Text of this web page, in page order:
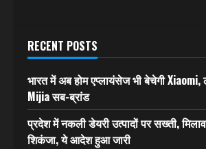
RECENT POSTS
भारत में अब होम एप्लायंसेज भी बेचेगी Xiaomi,
Mijia सब-ब्रांड
प्रदेश में नकली डेयरी उत्पादों पर सख्ती,
शिकंजा, ये आदेश हुआ जारी